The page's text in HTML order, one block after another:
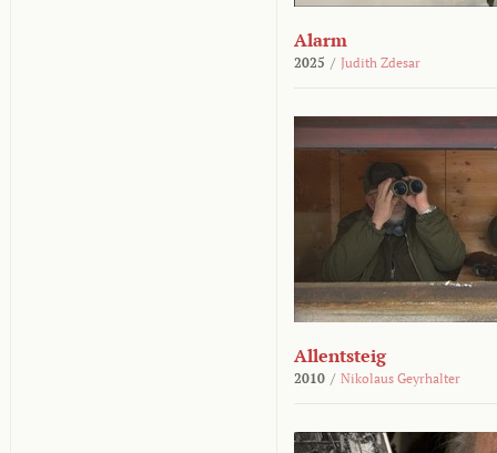
Alarm
2025 / Judith Zdesar
Allentsteig
2010 / Nikolaus Geyrhalter